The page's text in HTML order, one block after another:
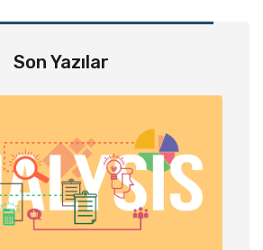
Son Yazılar